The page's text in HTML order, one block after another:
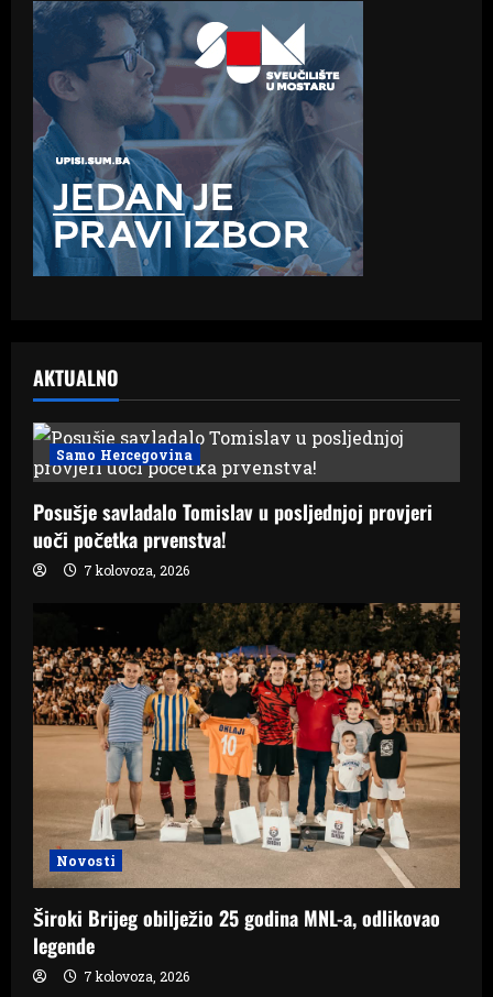
AKTUALNO
Samo Hercegovina
Posušje savladalo Tomislav u posljednjoj provjeri
uoči početka prvenstva!
7 kolovoza, 2026
Novosti
Široki Brijeg obilježio 25 godina MNL-a, odlikovao
legende
7 kolovoza, 2026